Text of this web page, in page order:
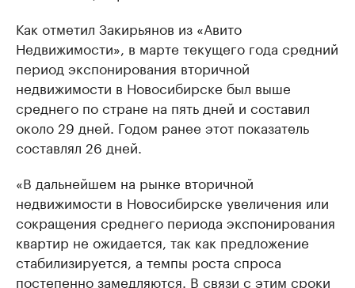
Как отметил Закирьянов из «Авито
Недвижимости», в марте текущего года средний
период экспонирования вторичной
недвижимости в Новосибирске был выше
среднего по стране на пять дней и составил
около 29 дней. Годом ранее этот показатель
составлял 26 дней.
«В дальнейшем на рынке вторичной
недвижимости в Новосибирске увеличения или
сокращения среднего периода экспонирования
квартир не ожидается, так как предложение
стабилизируется, а темпы роста спроса
постепенно замедляются. В связи с этим сроки